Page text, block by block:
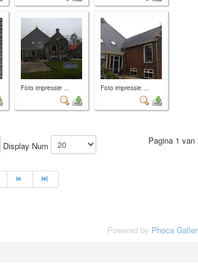
Foto impressie ... Foto impressie ...
Display Num Pagina 1 van
Powered by Phoca